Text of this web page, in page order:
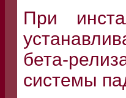
При
бета-
системы